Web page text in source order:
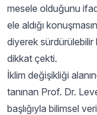
mesele olduğunu
ele aldığı
diyerek
dikkat çekti.
İklim değişikliği
tanınan Prof. Dr.
başlığıyla bilimsel